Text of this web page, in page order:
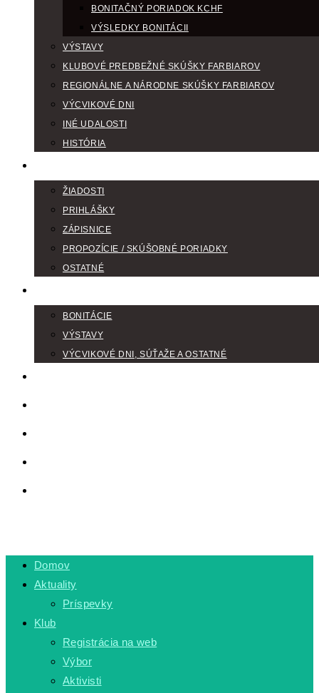
BONITAČNÝ PORIADOK KCHF
VÝSLEDKY BONITÁCII
VÝSTAVY
KLUBOVÉ PREDBEŽNÉ SKÚŠKY FARBIAROV
REGIONÁLNE A NÁRODNE SKÚŠKY FARBIAROV
VÝCVIKOVÉ DNI
INÉ UDALOSTI
HISTÓRIA
ŽIADOSTI
PRIHLÁŠKY
ZÁPISNICE
PROPOZÍCIE / SKÚŠOBNÉ PORIADKY
OSTATNÉ
BONITÁCIE
VÝSTAVY
VÝCVIKOVÉ DNI, SÚŤAŽE A OSTATNÉ
Domov
Aktuality
Príspevky
Klub
Registrácia na web
Výbor
Aktivisti